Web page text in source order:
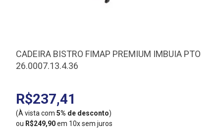
CADEIRA BISTRO FIMAP PREMIUM IMBUIA PTO
26.0007.13.4.36
R$237,41
(À vista com 5% de desconto)
ou R$249,90em 10x sem juros